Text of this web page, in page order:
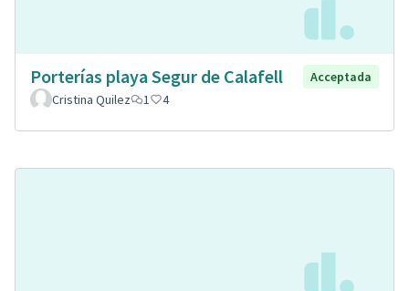
Porterías playa Segur de Calafell
Acceptada
Cristina Quilez
1 4